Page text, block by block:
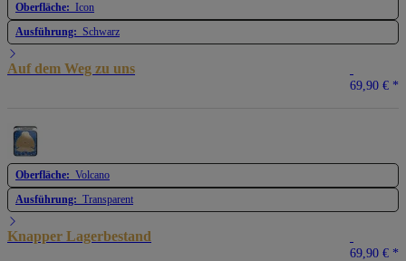
Oberfläche: Icon
Ausführung: Schwarz
Auf dem Weg zu uns
69,90 € *
Oberfläche: Volcano
Ausführung: Transparent
Knapper Lagerbestand
69,90 € *